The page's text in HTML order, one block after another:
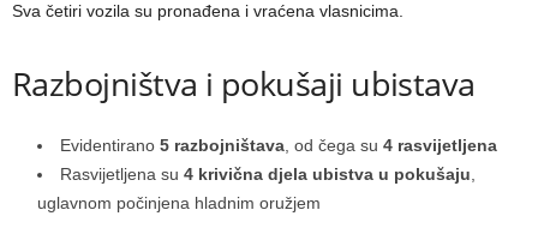
Sva četiri vozila su pronađena i vraćena vlasnicima.
Razbojništva i pokušaji ubistava
Evidentirano 5 razbojništava , od čega su 4 rasvijetljena
Rasvijetljena su 4 krivična djela ubistva u pokušaju
uglavnom počinjena hladnim oružjem